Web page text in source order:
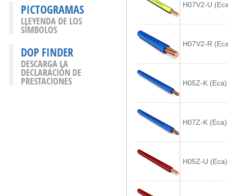
PICTOGRAMAS
LLEYENDA DE LOS
SÍMBOLOS
DOP FINDER
DESCARGA LA
DECLARACIÓN DE
PRESTACIONES
H07V2-U
H07V2-R
H05Z-K (Eca)
H07Z-K (Eca)
H05Z-U (Eca)